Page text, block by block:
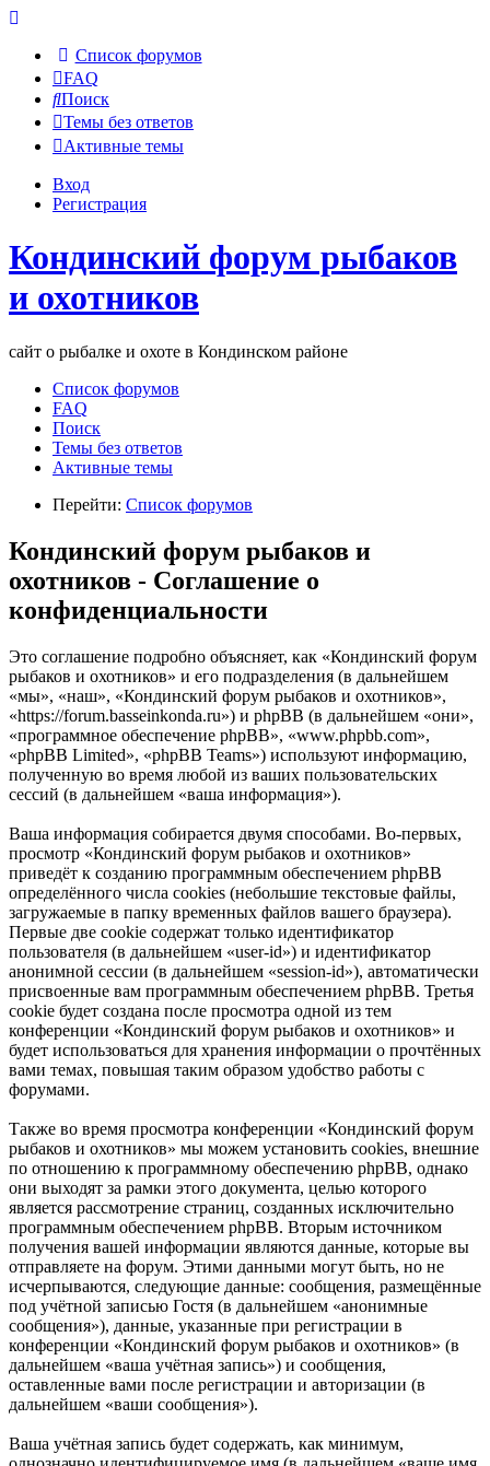
Список форумов
FAQ
Поиск
Темы без ответов
Активные темы
Вход
Регистрация
Кондинский форум рыбаков
и охотников
сайт о рыбалке и охоте в Кондинском районе
Список форумов
FAQ
Поиск
Темы без ответов
Активные темы
Перейти: Список форумов
Кондинский форум рыбаков и
охотников - Соглашение о
конфиденциальности
Это соглашение подробно объясняет, как «Кондинский форум
рыбаков и охотников» и его подразделения (в дальнейшем
«мы», «наш», «Кондинский форум рыбаков и охотников»,
«https://forum.basseinkonda.ru») и phpBB (в дальнейшем «они»,
«программное обеспечение phpBB», «www.phpbb.com»,
«phpBB Limited», «phpBB Teams») используют информацию,
полученную во время любой из ваших пользовательских
сессий (в дальнейшем «ваша информация»).
Ваша информация собирается двумя способами. Во-первых,
просмотр «Кондинский форум рыбаков и охотников»
приведёт к созданию программным обеспечением phpBB
определённого числа cookies (небольшие текстовые файлы,
загружаемые в папку временных файлов вашего браузера).
Первые две cookie содержат только идентификатор
пользователя (в дальнейшем «user-id») и идентификатор
анонимной сессии (в дальнейшем «session-id»), автоматически
присвоенные вам программным обеспечением phpBB. Третья
cookie будет создана после просмотра одной из тем
конференции «Кондинский форум рыбаков и охотников» и
будет использоваться для хранения информации о прочтённых
вами темах, повышая таким образом удобство работы с
форумами.
Также во время просмотра конференции «Кондинский форум
рыбаков и охотников» мы можем установить cookies, внешние
по отношению к программному обеспечению phpBB, однако
они выходят за рамки этого документа, целью которого
является рассмотрение страниц, созданных исключительно
программным обеспечением phpBB. Вторым источником
получения вашей информации являются данные, которые вы
отправляете на форум. Этими данными могут быть, но не
исчерпываются, следующие данные: сообщения, размещённые
под учётной записью Гостя (в дальнейшем «анонимные
сообщения»), данные, указанные при регистрации в
конференции «Кондинский форум рыбаков и охотников» (в
дальнейшем «ваша учётная запись») и сообщения,
оставленные вами после регистрации и авторизации (в
дальнейшем «ваши сообщения»).
Ваша учётная запись будет содержать, как минимум,